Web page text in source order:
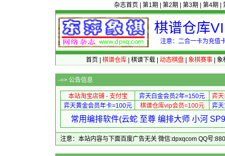
杂志首页 第1期 第2期 第3期 第4期
棋谱仓库
注意：二合一卡为充值
首页 棋谱仓库| 棋谱下载| 动态棋盘| 象棋赛事| 象
-=> 公告信息
本站淘宝店铺 - 支付宝 弈天白金会员2年=150元
弈
弈天黄金会员年卡=100元
棋谱仓库vip会员=100元 弈
常用编排软件(云蛇 至尊 编排大师 小河
注意：本站内容与下面百度广告无关 微信:dpxqcom QQ号